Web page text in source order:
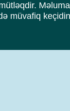
müvafiq keçidin